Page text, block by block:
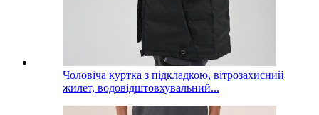
Чоловіча куртка з підкладкою, вітрозахисний
жилет, водовідштовхувальний...